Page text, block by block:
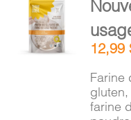
AU
PANIER
/
DÉTAILS
12,99
Farine
farine